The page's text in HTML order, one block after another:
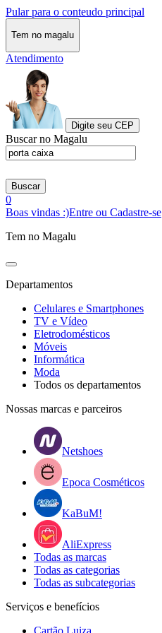
Pular para o conteudo principal
Tem no magalu
Atendimento
Digite seu CEP
Buscar no Magalu
Buscar
0
Boas vindas :)Entre ou Cadastre-se
Tem no Magalu
Departamentos
Celulares e Smartphones
TV e Vídeo
Eletrodomésticos
Móveis
Informática
Moda
Todos os departamentos
Nossas marcas e parceiros
Netshoes
Epoca Cosméticos
KaBuM!
AliExpress
Todas as marcas
Todas as categorias
Todas as subcategorias
Serviços e benefícios
Cartão Luiza